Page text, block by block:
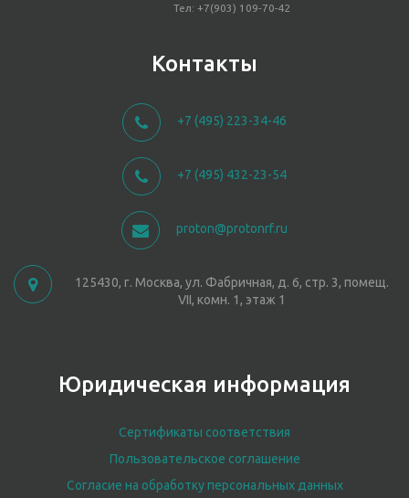
Тел: +7(903) 109-70-42
Контакты
+7 (495) 223-34-46
+7 (495) 432-23-54
proton@protonrf.ru
125430, г. Москва, ул. Фабричная, д. 6, стр. 3, помещ.
VII, комн. 1, этаж 1
Юридическая информация
Сертификаты соответствия
Пользовательское соглашение
Согласие на обработку персональных данных